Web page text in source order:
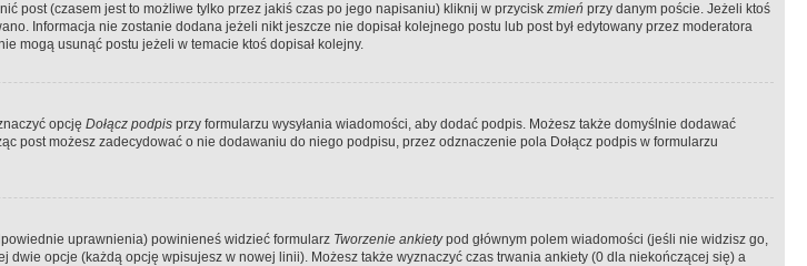
post (czasem jest to możliwe tylko przez jakiś czas po jego napisaniu) kliknij w przycisk zmień przy danym poście. Jeżeli ktoś
Informacja nie zostanie dodana jeżeli nikt jeszcze nie dopisał kolejnego postu lub post był edytowany przez moderatora
mogą usunąć postu jeżeli w temacie ktoś dopisał kolejny.
opcję Dołącz podpis przy formularzu wysyłania wiadomości, aby dodać podpis. Możesz także domyślnie dodawać
możesz zadecydować o nie dodawaniu do niego podpisu, przez odznaczenie pola Dołącz podpis w formularzu
uprawnienia) powinieneś widzieć formularz Tworzenie ankietypod głównym polem wiadomości (jeśli nie widzisz go,
opcje (każdą opcję wpisujesz w nowej linii). Możesz także wyznaczyć czas trwania ankiety (0 dla niekończącej się) a